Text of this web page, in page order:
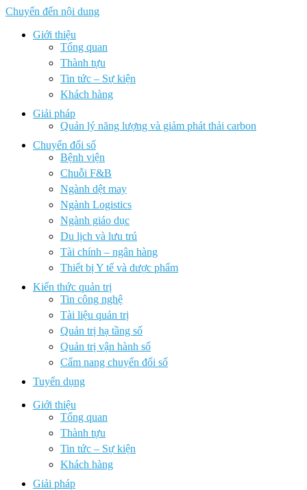
Chuyển đến nội dung
Giới thiệu
Tổng quan
Thành tựu
Tin tức – Sự kiện
Khách hàng
Giải pháp
Quản lý năng lượng và giảm phát thải carbon
Chuyển đổi số
Bệnh viện
Chuỗi F&B
Ngành dệt may
Ngành Logistics
Ngành giáo dục
Du lịch và lưu trú
Tài chính – ngân hàng
Thiết bị Y tế và dược phẩm
Kiến thức quản trị
Tin công nghệ
Tài liệu quản trị
Quản trị hạ tầng số
Quản trị vận hành số
Cẩm nang chuyển đổi số
Tuyển dụng
Giới thiệu
Tổng quan
Thành tựu
Tin tức – Sự kiện
Khách hàng
Giải pháp